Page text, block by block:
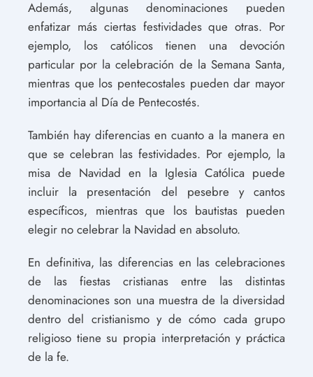
Además, algunas denominaciones pueden
enfatizar más ciertas festividades que otras. Por
ejemplo, los católicos tienen una devoción
particular por la celebración de la Semana Santa,
mientras que los pentecostales pueden dar mayor
importancia al Día de Pentecostés.
También hay diferencias en cuanto a la manera en
que se celebran las festividades. Por ejemplo, la
misa de Navidad en la Iglesia Católica puede
incluir la presentación del pesebre y cantos
específicos, mientras que los bautistas pueden
elegir no celebrar la Navidad en absoluto.
En definitiva, las diferencias en las celebraciones
de las fiestas cristianas entre las distintas
denominaciones son una muestra de la diversidad
dentro del cristianismo y de cómo cada grupo
religioso tiene su propia interpretación y práctica
de la fe.